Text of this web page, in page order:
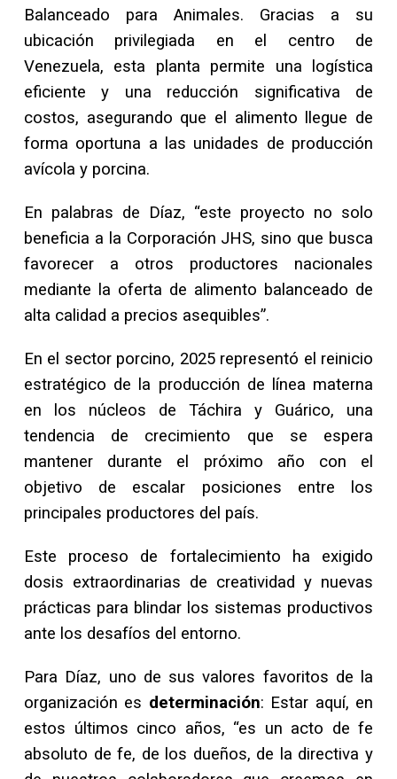
Balanceado para Animales. Gracias a su
ubicación privilegiada en el centro de
Venezuela, esta planta permite una logística
eficiente y una reducción significativa de
costos, asegurando que el alimento llegue de
forma oportuna a las unidades de producción
avícola y porcina.
En palabras de Díaz, “este proyecto no solo
beneficia a la Corporación JHS, sino que busca
favorecer a otros productores nacionales
mediante la oferta de alimento balanceado de
alta calidad a precios asequibles”.
En el sector porcino, 2025 representó el reinicio
estratégico de la producción de línea materna
en los núcleos de Táchira y Guárico, una
tendencia de crecimiento que se espera
mantener durante el próximo año con el
objetivo de escalar posiciones entre los
principales productores del país.
Este proceso de fortalecimiento ha exigido
dosis extraordinarias de creatividad y nuevas
prácticas para blindar los sistemas productivos
ante los desafíos del entorno.
Para Díaz, uno de sus valores favoritos de la
organización es determinación: Estar aquí, en
estos últimos cinco años, “es un acto de fe
absoluto de fe, de los dueños, de la directiva y